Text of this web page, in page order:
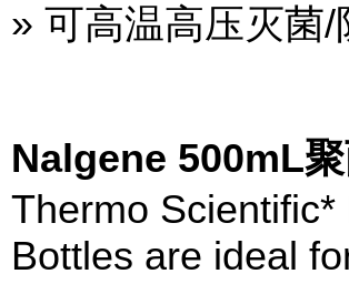
» 可高温高压灭菌/
Nalgene 500mL
Thermo
Bottles are ideal